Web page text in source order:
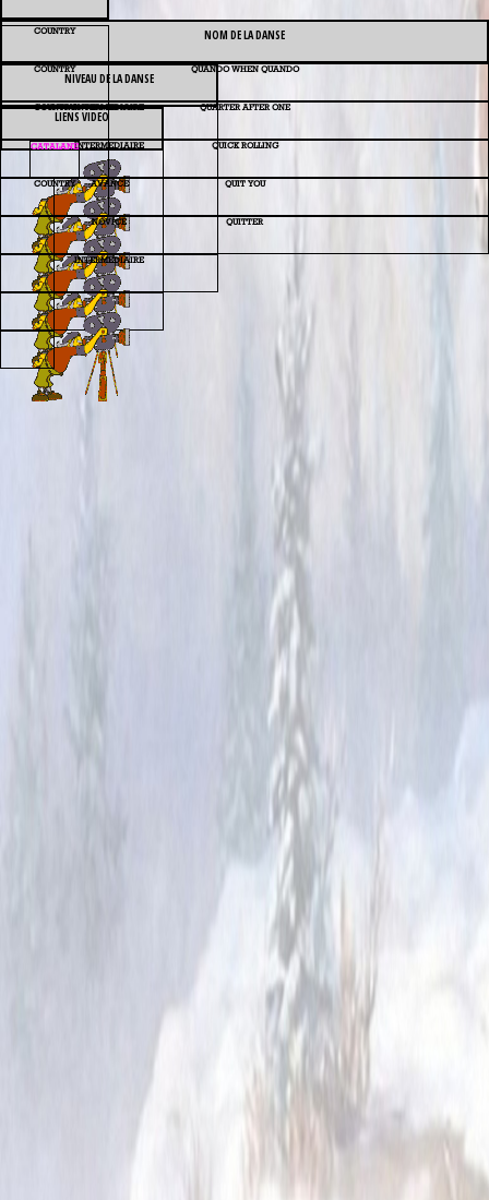
NOM DE LA DANSE
NIVEAU DE LA DANSE
LIENS VIDEO
COUNTRY
QUANDO WHEN QUANDO
INTERMEDIAIRE
COUNTRY
QUARTER AFTER ONE
INTERMEDIAIRE
COUNTRY
QUICK ROLLING
AVANCE
CATALANE
QUITYOU
NOVICE
COUNTRY
QUITTER
INTERMEDIAIRE